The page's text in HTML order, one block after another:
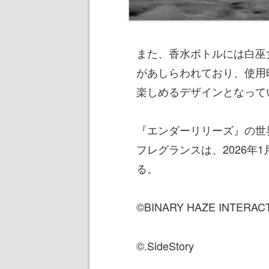
また、香水ボトルには白
があしらわれており、使
楽しめるデザインとなっ
『エンダーリリーズ』の
フレグランスは、2026年
る。
©BINARY HAZE
©.SideStory